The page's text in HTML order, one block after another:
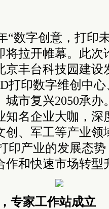
“数字创意，打
将拉开帷幕。此次
京丰台科技园建设
打印数字维创中
城市复兴2050承办
知名企业大咖，深
创、军工等产业领
印产业的发展态
作和快速市场转型
专家工作站成立